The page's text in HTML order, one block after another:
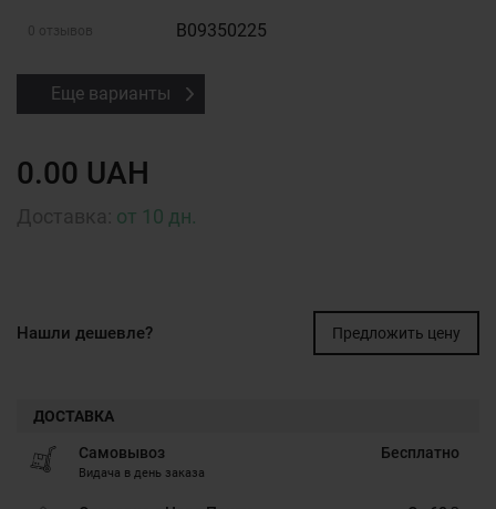
0 отзывов B09350225
Еще варианты
0.00 UAH
от 10 дн.
Нашли дешевле? Предложить цену
ДОСТАВКА
Самовывоз
Видача в день заказа
Бесплатно